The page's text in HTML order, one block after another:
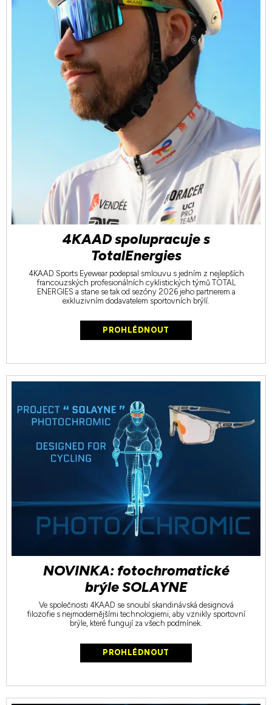
4KAAD spolupracuje s
TotalEnergies
4KAAD Sports Eyewear podepsal smlouvu s jedním z nejlepších
francouzských profesionálních cyklistických týmů TOTAL
ENERGIES a stane se tak od sezóny 2026 jeho partnerem a
exkluzivním dodavatelem sportovních brýlí.
PROHLÉDNOUT
NOVINKA: fotochromatické
brýle SOLAYNE
Ve společnosti 4KAAD se snoubí skandinávská designová
filozofie s nejmodernějšími technologiemi, aby vznikly sportovní
brýle, které fungují za všech podmínek.
PROHLÉDNOUT